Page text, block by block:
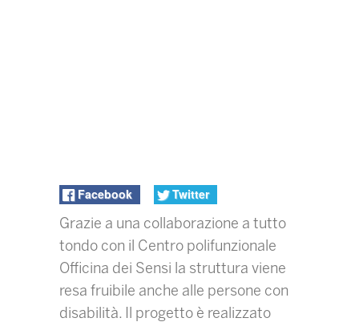
Facebook Twitter
Grazie a una collaborazione a tutto
tondo con il Centro polifunzionale
Officina dei Sensi la struttura viene
resa fruibile anche alle persone con
disabilità. Il progetto è realizzato